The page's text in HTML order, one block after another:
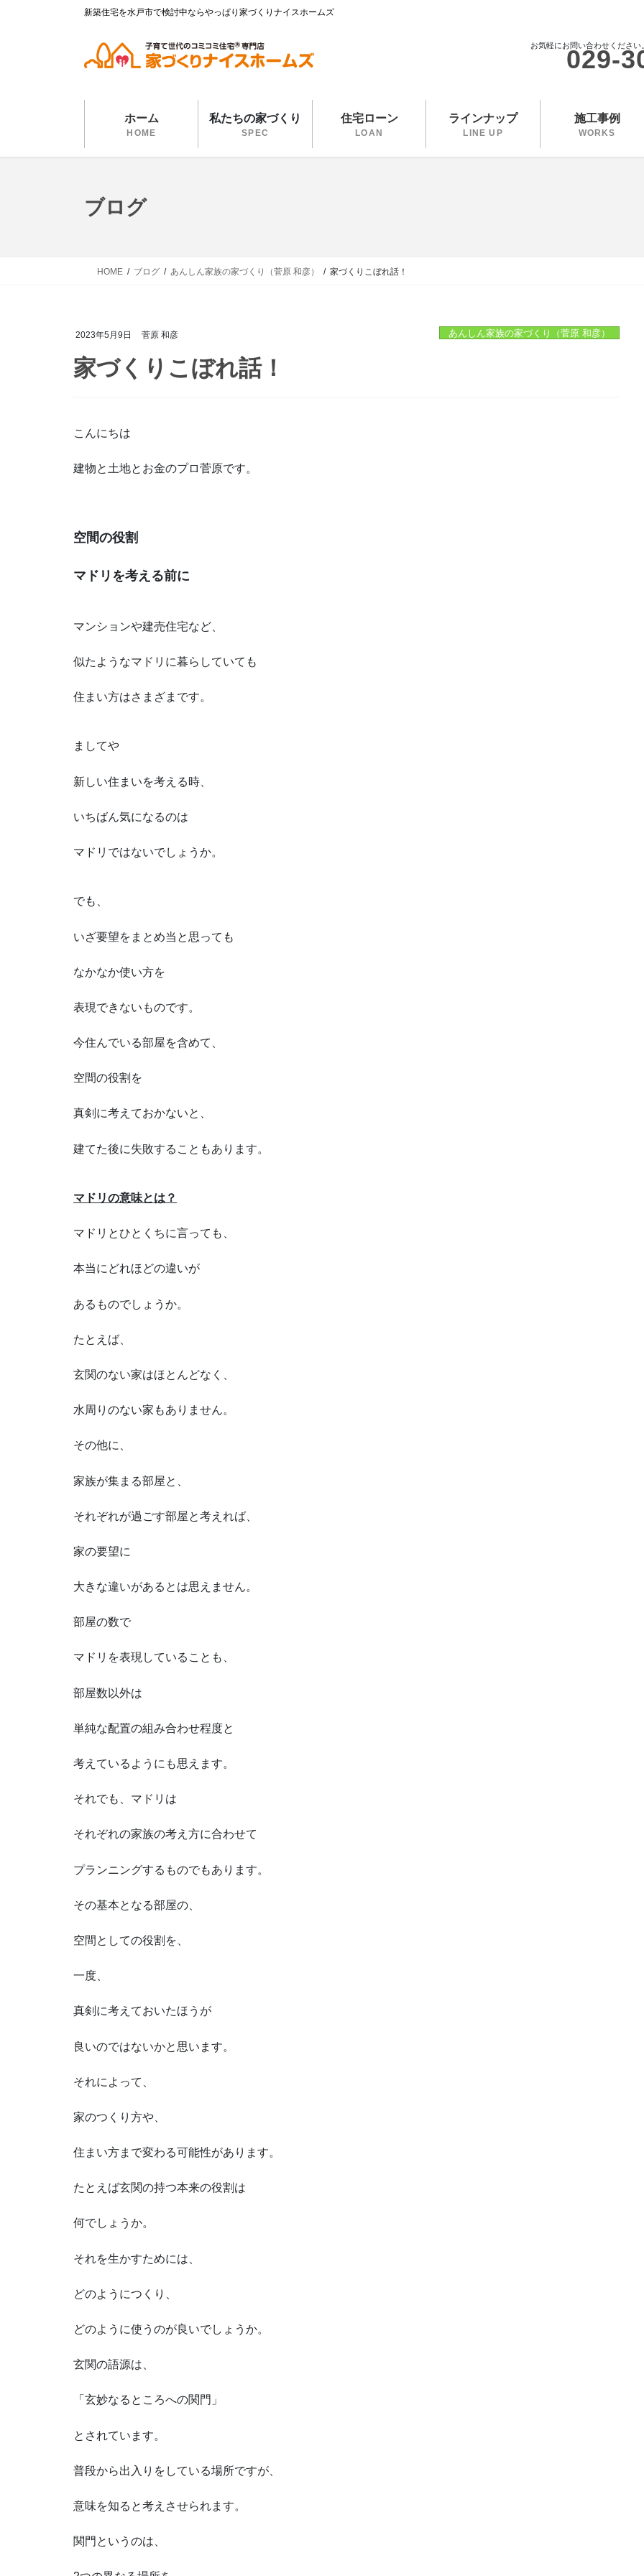
新築住宅を水戸市で検討中ならやっぱり家づくりナイスホームズ
お気軽にお問い合わせください
029-
ホーム
HOME
私たちの家づくり
SPEC
住宅ローン
LOAN
ラインナップ
LINE UP
施工事例
WORKS
ブログ
HOME ブログ あんしん家族の家づくり（菅原 和彦） 家づくりこぼれ話！
2023年5月9日 菅原 和彦 あんしん家族の家づくり（菅原 和彦）
家づくりこぼれ話！
こんにちは
建物と土地とお金のプロ菅原です。
空間の役割
マドリを考える前に
マンションや建売住宅など、
似たようなマドリに暮らしていても
住まい方はさまざまです。
ましてや
新しい住まいを考える時、
いちばん気になるのは
マドリではないでしょうか。
でも、
いざ要望をまとめ当と思っても
なかなか使い方を
表現できないものです。
今住んでいる部屋を含めて、
空間の役割を
真剣に考えておかないと、
建てた後に失敗することもあります。
マドリの意味とは？
マドリとひとくちに言っても、
本当にどれほどの違いが
あるものでしょうか。
たとえば、
玄関のない家はほとんどなく、
水周りのない家もありません。
その他に、
家族が集まる部屋と、
それぞれが過ごす部屋と考えれば、
家の要望に
大きな違いがあるとは思えません。
部屋の数で
マドリを表現していることも、
部屋数以外は
単純な配置の組み合わせ程度と
考えているようにも思えます。
それでも、マドリは
それぞれの家族の考え方に合わせて
プランニングするものでもあります。
その基本となる部屋の、
空間としての役割を、
一度、
真剣に考えておいたほうが
良いのではないかと思います。
それによって、
家のつくり方や、
住まい方まで変わる可能性があります。
たとえば玄関の持つ本来の役割は
何でしょうか。
それを生かすためには、
どのようにつくり、
どのように使うのが良いでしょうか。
玄関の語源は、
「玄妙なるところへの関門」
とされています。
普段から出入りをしている場所ですが、
意味を知ると考えさせられます。
関門というのは、